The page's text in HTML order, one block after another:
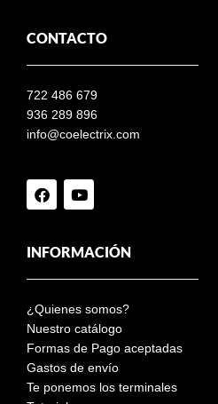
CONTACTO
722 486 679
936 289 896
info@coelectrix.com
INFORMACIÓN
¿Quienes somos?
Nuestro catálogo
Formas de Pago aceptadas
Gastos de envío
Te ponemos los terminales